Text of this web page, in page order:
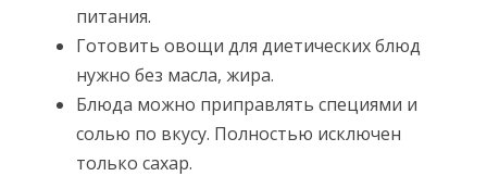
питания.
Готовить овощи для диетических блюд
нужно без масла, жира.
Блюда можно приправлять специями и
солью по вкусу. Полностью исключен
только сахар.